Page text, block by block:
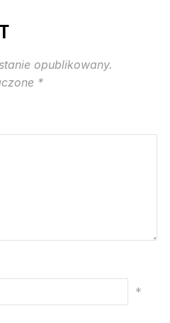
opublikowany.
*
*